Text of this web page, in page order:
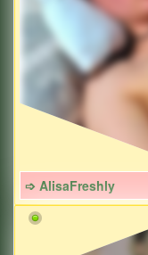
➩ AlisaFreshly